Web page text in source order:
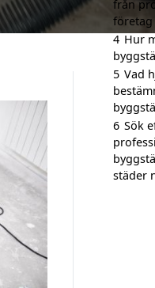
från
företag
4 Hur
5 Vad
6 Sök
städer